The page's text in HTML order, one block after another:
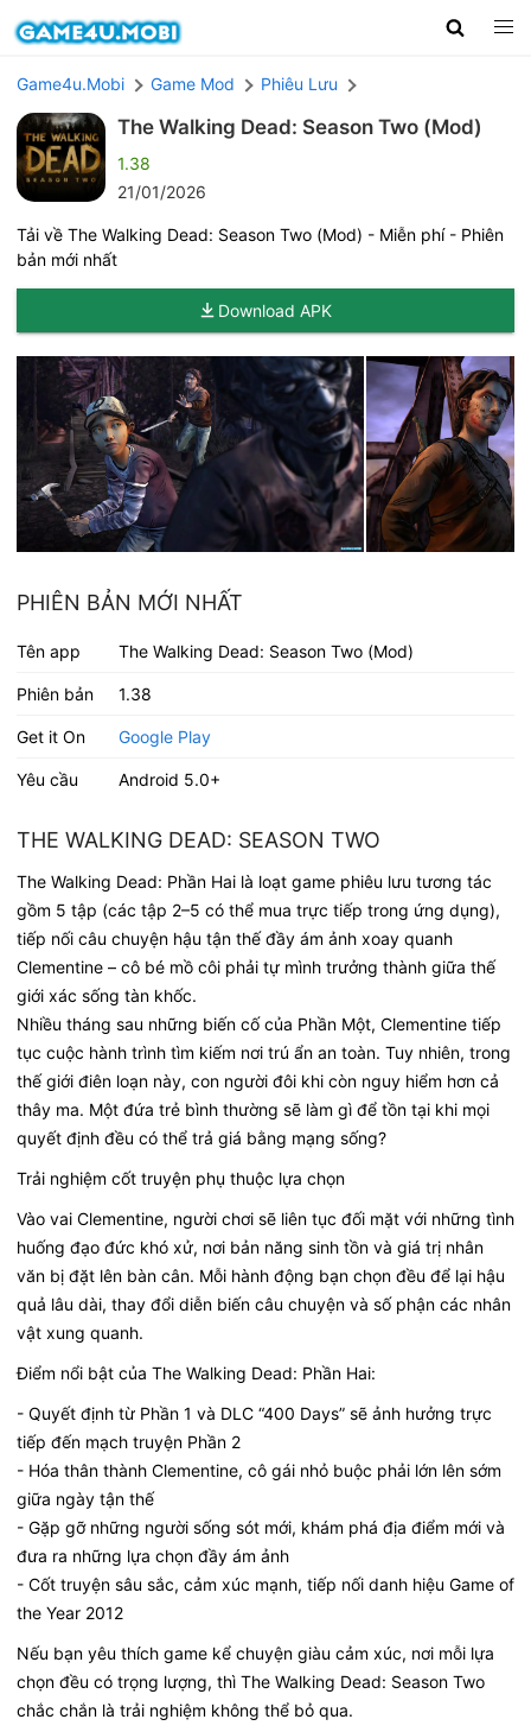
Game4u.Mobi Game Mod Phiêu Lưu
The Walking Dead: Season Two (Mod)
1.38
21/01/2026
Tải về The Walking Dead: Season Two (Mod) - Miễn phí - Phiên
bản mới nhất
Download APK
PHIÊN BẢN MỚI NHẤT
Tên app The Walking Dead: Season Two (Mod)
Phiên bản 1.38
Get it On Google Play
Yêu cầu Android 5.0+
THE WALKING DEAD: SEASON TWO
The Walking Dead: Phần Hai là loạt game phiêu lưu tương tác
gồm 5 tập (các tập 2–5 có thể mua trực tiếp trong ứng dụng),
tiếp nối câu chuyện hậu tận thế đầy ám ảnh xoay quanh
Clementine – cô bé mồ côi phải tự mình trưởng thành giữa thế
giới xác sống tàn khốc.
Nhiều tháng sau những biến cố của Phần Một, Clementine tiếp
tục cuộc hành trình tìm kiếm nơi trú ẩn an toàn. Tuy nhiên, trong
thế giới điên loạn này, con người đôi khi còn nguy hiểm hơn cả
thây ma. Một đứa trẻ bình thường sẽ làm gì để tồn tại khi mọi
quyết định đều có thể trả giá bằng mạng sống?
Trải nghiệm cốt truyện phụ thuộc lựa chọn
Vào vai Clementine, người chơi sẽ liên tục đối mặt với những tình
huống đạo đức khó xử, nơi bản năng sinh tồn và giá trị nhân
văn bị đặt lên bàn cân. Mỗi hành động bạn chọn đều để lại hậu
quả lâu dài, thay đổi diễn biến câu chuyện và số phận các nhân
vật xung quanh.
Điểm nổi bật của The Walking Dead: Phần Hai:
- Quyết định từ Phần 1 và DLC “400 Days” sẽ ảnh hưởng trực
tiếp đến mạch truyện Phần 2
- Hóa thân thành Clementine, cô gái nhỏ buộc phải lớn lên sớm
giữa ngày tận thế
- Gặp gỡ những người sống sót mới, khám phá địa điểm mới và
đưa ra những lựa chọn đầy ám ảnh
- Cốt truyện sâu sắc, cảm xúc mạnh, tiếp nối danh hiệu Game of
the Year 2012
Nếu bạn yêu thích game kể chuyện giàu cảm xúc, nơi mỗi lựa
chọn đều có trọng lượng, thì The Walking Dead: Season Two
chắc chắn là trải nghiệm không thể bỏ qua.